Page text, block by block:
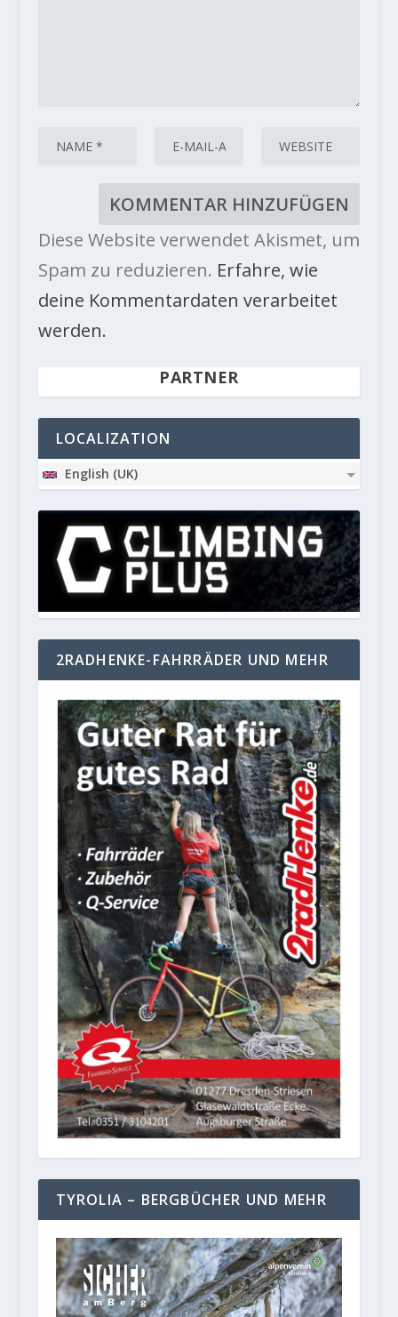
Diese Website verwendet Akismet, um
Spam zu reduzieren. Erfahre, wie
deine Kommentardaten verarbeitet
werden.
PARTNER
LOCALIZATION
English (UK)
2RADHENKE-FAHRRÄDER UND MEHR
TYROLIA – BERGBÜCHER UND MEHR